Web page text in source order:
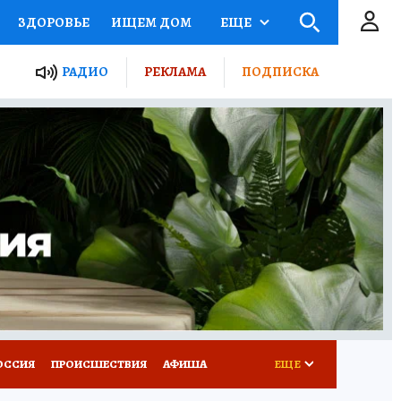
ЗДОРОВЬЕ ИЩЕМ ДОМ
ПРОЕКТЫ РОССИИ
ПУТЕВОДИТЕЛЬ
ТУРИЗМ
ПОТРЕБИТЕЛЯ ВСЕ О КП
ЕЩЕ
РАДИО РЕКЛАМА ПОДПИСКА
ПРОИСШЕСТВИЯ АФИША ЕЩЕ